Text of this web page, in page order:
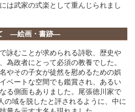
は武家の式楽として重んじられまし
―絵画・書跡―
詠むことが求められる詩歌、歴史や
為政者にとって必須の教養でした。
やその子女が徒然を慰めるための娯
ベートな空間でも鑑賞され、あるい
る側面もありました。尾張徳川家で
の域を脱したと評されるように、中に